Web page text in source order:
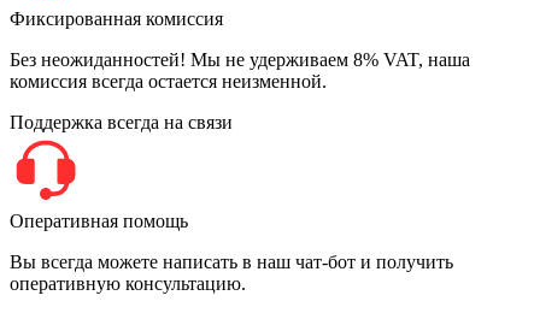
Фиксированная комиссия
Без неожиданностей! Мы не удерживаем 8% VAT, наша
комиссия всегда остается неизменной.
Поддержка всегда на связи
Оперативная помощь
Вы всегда можете написать в наш чат-бот и получить
оперативную консультацию.